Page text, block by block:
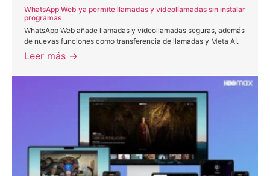
WhatsApp Web ya permite llamadas y videollamadas sin instalar
programas
WhatsApp Web añade llamadas y videollamadas seguras, además
de nuevas funciones como transferencia de llamadas y Meta AI.
Leer más →